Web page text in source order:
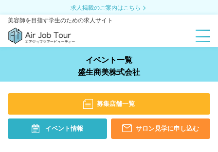
求人掲載のご案内はこちら
美容師を目指す学生のための求人サイト
イベント一覧
盛生商美株式会社
募集店舗一覧
イベント情報 サロン見学に申し込む